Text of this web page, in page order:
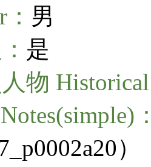
男
是
物 Historical
）